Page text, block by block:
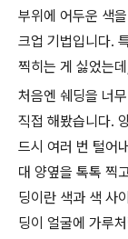
부위에 어두운 색
크업 기법입니다.
찍히는 게 싫었는
처음엔 쉐딩을 너
직접 해봤습니다.
드시 여러 번 털어
대 양옆을 톡톡 찍
딩이란 색과 색 사
딩이 얼굴에 가루